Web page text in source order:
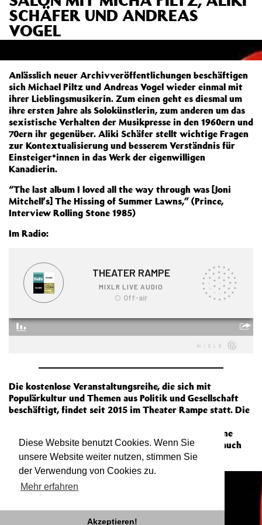
Diese Website benutzt Cookies. Wenn Sie
unsere Website weiter nutzen, stimmen Sie
der Verwendung von Cookies zu.
Mehr erfahren
Akzeptieren!
SCHÄFER UND ANDREAS
VOGEL
Anlässlich neuer Archivveröffentlichungen beschäftigen
sich Michael Piltz und Andreas Vogel wieder einmal mit
ihrer Lieblingsmusikerin. Zum einen geht es diesmal um
ihre ersten Jahre als Solokünstlerin, zum anderen um das
sexistische Verhalten der Musikpresse in den 1960ern und
70ern ihr gegenüber. Aliki Schäfer stellt wichtige Fragen
zur Kontextualisierung und besserem Verständnis für
Einsteiger*innen in das Werk der eigenwilligen
Kanadierin.
“The last album I loved all the way through was [Joni
Mitchell’s] The Hissing of Summer Lawns,” (Prince,
Interview Rolling Stone 1985)
Im Radio:
Die kostenlose Veranstaltungsreihe, die sich mit
Populärkultur und Themen aus Politik und Gesellschaft
beschäftigt, findet seit 2015 im Theater Rampe statt. Die
Programm verantwortlich, jeden Montag gibt es eine
Veranstaltung vor Publikum, die in Corona-Zeiten auch
live als Radiosendung im Netz übertragen wird.